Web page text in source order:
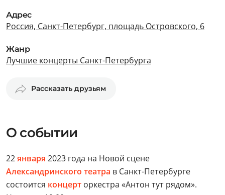
Адрес
Россия, Санкт-Петербург, площадь Островского, 6
Жанр
Лучшие концерты Санкт-Петербурга
Рассказать друзьям
О событии
22января 2023 года на Новой сцене
Александринского театра в Санкт-Петербурге
состоится концерт оркестра «Антон тут рядом».